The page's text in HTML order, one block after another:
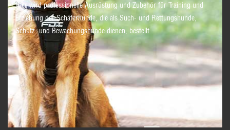
Hier wird professionelle Ausrüstung und Zubehör für Training und
Erziehung der Schäferhunde, die als Such- und Rettungshunde,
Schutz- und Bewachungshunde dienen, bestellt.